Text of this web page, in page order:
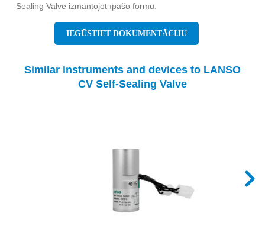
Sealing Valve izmantojot īpašo formu.
IEGŪSTIET DOKUMENTĀCIJU
Similar instruments and devices to LANSO
CV Self-Sealing Valve